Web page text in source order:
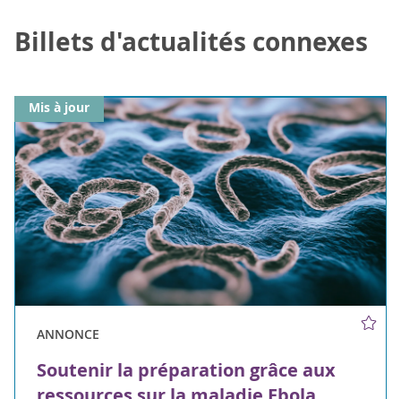
Billets d'actualités connexes
ANNONCE
Soutenir la préparation grâce aux
Mis à jour